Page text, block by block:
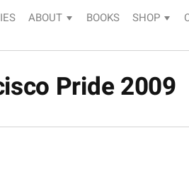
ABOUT BOOKS SHOP
Pride 2009